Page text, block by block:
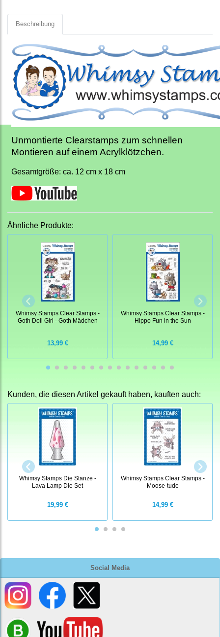
Social Media
Beschreibung
Unmontierte Clearstamps zum schnellen
Montieren auf einem Acrylklötzchen.
Gesamtgröße: ca. 12 cm x 18 cm
Ähnliche Produkte:
Whimsy Stamps Clear Stamps -
Goth Doll Girl - Goth Mädchen
13,99 €
Whimsy Stamps Clear Stamps -
Hippo Fun in the Sun
14,99 €
Kunden, die diesen Artikel gekauft haben, kauften auch:
Whimsy Stamps Die Stanze -
Lava Lamp Die Set
19,99 €
Whimsy Stamps Clear Stamps -
Moose-tude
14,99 €